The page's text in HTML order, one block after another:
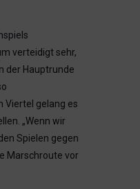
verteidigt sehr,
der Hauptrunde
Viertel gelang es
„Wenn wir
Spielen gegen
Marschroute vor